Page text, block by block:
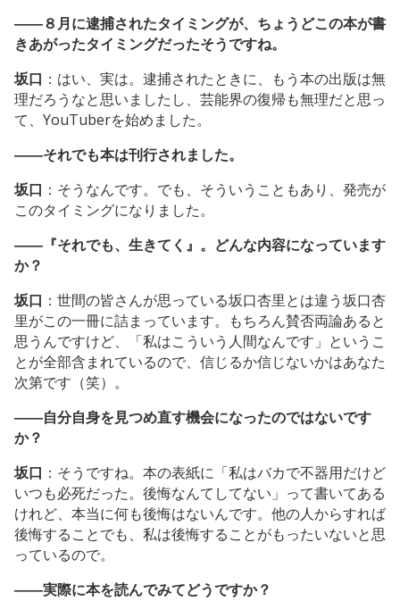
――８月に逮捕されたタイミングが、ちょうどこの本が書
きあがったタイミングだったそうですね。
坂口 ：はい、実は。逮捕されたときに、もう本の出版は無
理だろうなと思いましたし、芸能界の復帰も無理だと思っ
て、YouTuberを始めました。
――それでも本は刊行されました。
坂口 ：そうなんです。でも、そういうこともあり、発売が
このタイミングになりました。
――『それでも、生きてく』。どんな内容になっています
か？
坂口 ：世間の皆さんが思っている坂口杏里とは違う坂口杏
里がこの一冊に詰まっています。もちろん賛否両論あると
思うんですけど、「私はこういう人間なんです」というこ
とが全部含まれているので、信じるか信じないかはあなた
次第です（笑）。
――自分自身を見つめ直す機会になったのではないです
か？
坂口 ：そうですね。本の表紙に「私はバカで不器用だけど
いつも必死だった。後悔なんてしてない」って書いてある
けれど、本当に何も後悔はないんです。他の人からすれば
後悔することでも、私は後悔することがもったいないと思
っているので。
――実際に本を読んでみてどうですか？